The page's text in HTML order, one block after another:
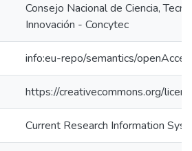
Consejo Nacional de Ciencia,
Innovación - Concytec
info:eu-repo/semantics/
https://creativecommons.org/
Current Research Information